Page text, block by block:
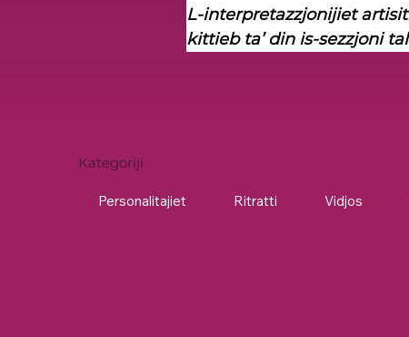
L-interpretazzjonijiet
kittieb ta’ din is-sezzjoni
Kategoriji
Personalitajiet Ritratti Vidjos